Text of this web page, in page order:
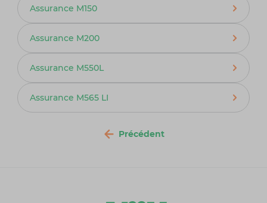
Assurance M150
Assurance M200
Assurance M550L
Assurance M565 LI
Précédent